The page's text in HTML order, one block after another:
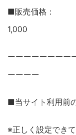
■販売価格：
1,000
ーーーーーーーー
ーーーー
■当サイト利用前
※正しく設定でき